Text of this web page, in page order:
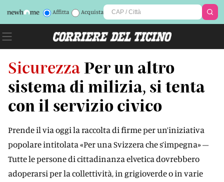
Affitta Acquista
Sicurezza Per un altro
sistema di milizia, si tenta
con il servizio civico
Prende il via oggi la raccolta di firme per un’iniziativa
popolare intitolata «Per una Svizzera che s’impegna» –
Tutte le persone di cittadinanza elvetica dovrebbero
adoperarsi per la collettività, in grigioverde o in varie